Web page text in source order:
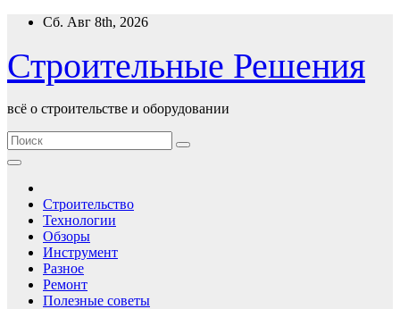
Перейти
содержимому
Сб. Авг 8th, 2026
Строительные Решения
всё о строительстве и оборудовании
Строительство
Технологии
Обзоры
Инструмент
Разное
Ремонт
Полезные советы